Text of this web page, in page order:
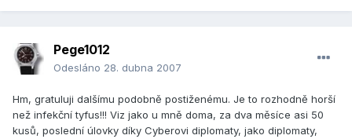
Pege1012
Odesláno 28. dubna 2007
Hm, gratuluji dalšímu podobně postiženému. Je to rozhodně horší
než infekční tyfus!!! Viz jako u mně doma, za dva měsíce asi 50
kusů, poslední úlovky díky Cyberovi diplomaty, jako diplomaty,